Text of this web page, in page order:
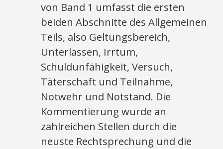
von Band 1 umfasst die ersten
beiden Abschnitte des Allgemeinen
Teils, also Geltungsbereich,
Unterlassen, Irrtum,
Schuldunfähigkeit, Versuch,
Täterschaft und Teilnahme,
Notwehr und Notstand. Die
Kommentierung wurde an
zahlreichen Stellen durch die
neuste Rechtsprechung und die